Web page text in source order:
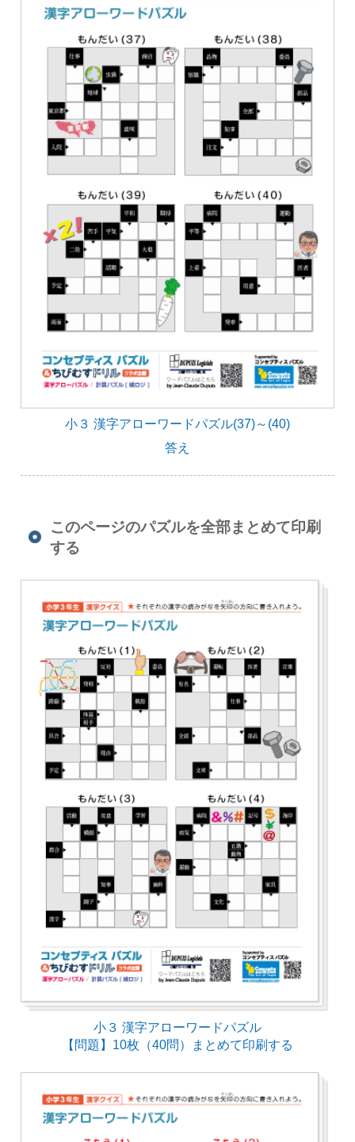
小３ 漢字アローワードパズル(37)～(40)
答え
このページのパズルを全部まとめて印刷
する
小３ 漢字アローワードパズル
【問題】10枚（40問）まとめて印刷する